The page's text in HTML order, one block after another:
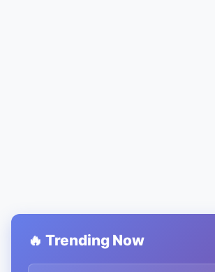
🔥 Trending Now